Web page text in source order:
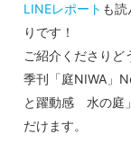
LINEレポート も
りです！
ご紹介くださりど
季刊「庭NIWA」
と躍動感 水の庭
だけます。